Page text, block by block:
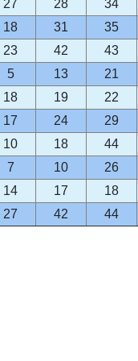
27 28 34
18 31 35
23 42 43
5 13 21
18 19 22
17 24 29
10 18 44
7 10 26
14 17 18
27 42 44